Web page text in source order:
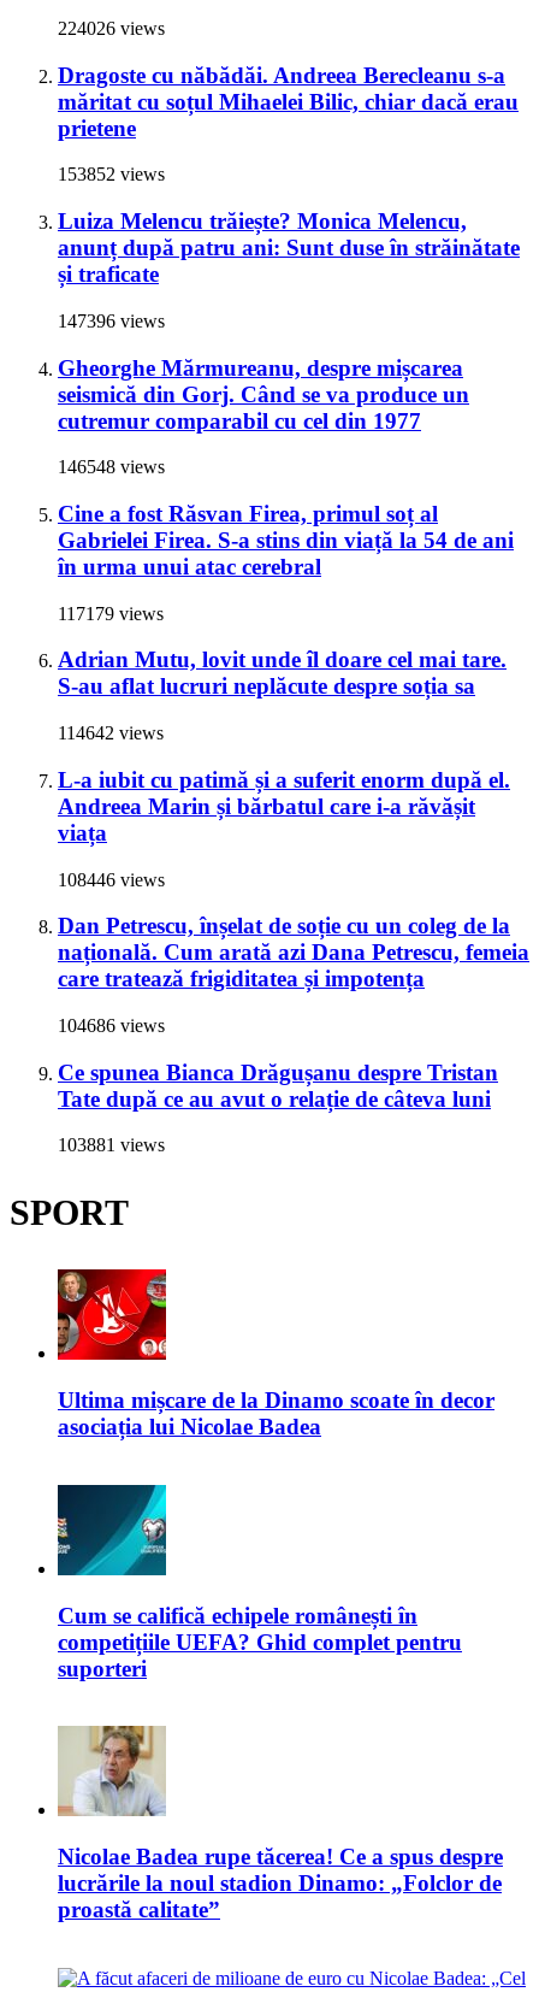
224026 views
Dragoste cu năbădăi. Andreea Berecleanu s-a
măritat cu soțul Mihaelei Bilic, chiar dacă erau
prietene
153852 views
Luiza Melencu trăiește? Monica Melencu,
anunț după patru ani: Sunt duse în străinătate
și traficate
147396 views
Gheorghe Mărmureanu, despre mișcarea
seismică din Gorj. Când se va produce un
cutremur comparabil cu cel din 1977
146548 views
Cine a fost Răsvan Firea, primul soț al
Gabrielei Firea. S-a stins din viață la 54 de ani
în urma unui atac cerebral
117179 views
Adrian Mutu, lovit unde îl doare cel mai tare.
S-au aflat lucruri neplăcute despre soția sa
114642 views
L-a iubit cu patimă și a suferit enorm după el.
Andreea Marin și bărbatul care i-a răvășit
viața
108446 views
Dan Petrescu, înșelat de soție cu un coleg de la
națională. Cum arată azi Dana Petrescu, femeia
care tratează frigiditatea și impotența
104686 views
Ce spunea Bianca Drăgușanu despre Tristan
Tate după ce au avut o relație de câteva luni
103881 views
SPORT
Ultima mișcare de la Dinamo scoate în decor
asociația lui Nicolae Badea
Cum se califică echipele românești în
competițiile UEFA? Ghid complet pentru
suporteri
Nicolae Badea rupe tăcerea! Ce a spus despre
lucrările la noul stadion Dinamo: „Folclor de
proastă calitate”